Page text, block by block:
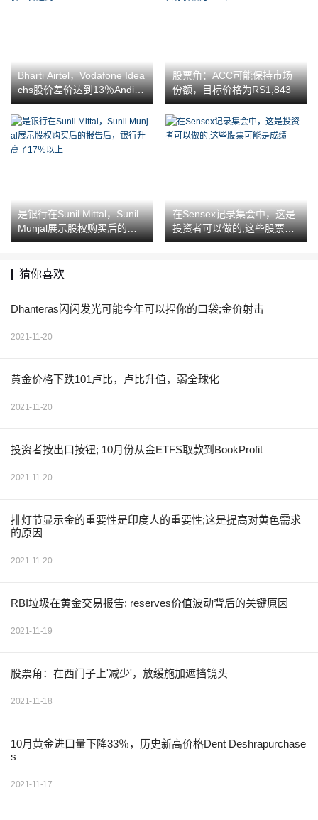
Bharti Airtel，Vodafone Idea
chs股价差价达到13％Andiss
ue
股票角：ACC可能保持市场
份额，目标价格为RS1,843
是银行在Sunil Mittal，Sunil
Munjal展示股权购买后的报
告后，银行升高了17％以上
在Sensex记录集会中，这是
投资者可以做的;这些股票可
能是成绩
猜你喜欢
Dhanteras闪闪发光可能今年可以捏你的口袋;金价射击
2021-11-20
黄金价格下跌101卢比，卢比升值，弱全球化
2021-11-20
投资者按出口按钮; 10月份从金ETFS取款到BookProfit
2021-11-20
排灯节显示金的重要性是印度人的重要性;这是提高对黄色需求
的原因
2021-11-20
RBI垃圾在黄金交易报告; reserves价值波动背后的关键原因
2021-11-19
股票角：在西门子上'减少'，放缓施加遮挡镜头
2021-11-18
10月黄金进口量下降33％，历史新高价格Dent Deshrapurchase
s
2021-11-17